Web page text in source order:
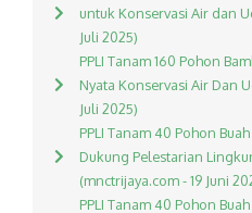
untuk Konservasi Air dan
Juli 2025)
PPLI Tanam 160 Pohon
Nyata Konservasi Air Dan
Juli 2025)
PPLI Tanam 40 Pohon
Dukung Pelestarian
(mnctrijaya.com - 19 Juni
PPLI Tanam 40 Pohon